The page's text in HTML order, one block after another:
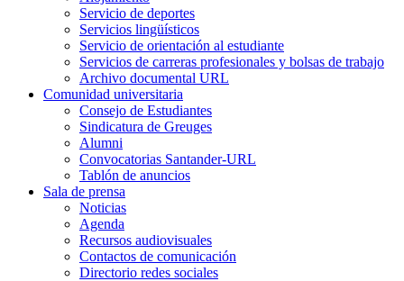
Servicio de deportes
Servicios lingüísticos
Servicio de orientación al estudiante
Servicios de carreras profesionales y bolsas de trabajo
Archivo documental URL
Comunidad universitaria
Consejo de Estudiantes
Sindicatura de Greuges
Alumni
Convocatorias Santander-URL
Tablón de anuncios
Sala de prensa
Noticias
Agenda
Recursos audiovisuales
Contactos de comunicación
Directorio redes sociales